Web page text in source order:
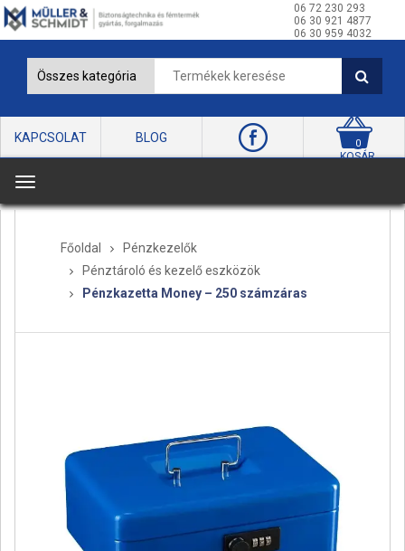
06 72 230 293
06 30 921 4877
06 30 959 4032
KAPCSOLAT BLOG 0
KOSÁR
T
o
a
Főoldal
Pénzkezelők
Pénztároló és kezelő eszközök
Pénzkazetta Money – 250 számzáras